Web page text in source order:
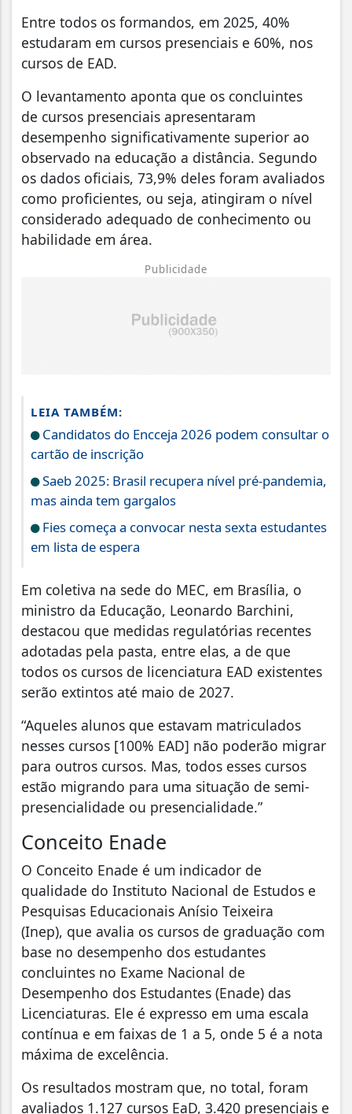
Entre todos os formandos, em 2025, 40%
estudaram em cursos presenciais e 60%, nos
cursos de EAD.
O levantamento aponta que os concluintes
de cursos presenciais apresentaram
desempenho significativamente superior ao
observado na educação a distância. Segundo
os dados oficiais, 73,9% deles foram avaliados
como proficientes, ou seja, atingiram o nível
considerado adequado de conhecimento ou
habilidade em área.
Publicidade
LEIA TAMBÉM:
Candidatos do Encceja 2026 podem consultar o
cartão de inscrição
Saeb 2025: Brasil recupera nível pré-pandemia,
mas ainda tem gargalos
Fies começa a convocar nesta sexta estudantes
em lista de espera
Em coletiva na sede do MEC, em Brasília, o
ministro da Educação, Leonardo Barchini,
destacou que medidas regulatórias recentes
adotadas pela pasta, entre elas, a de que
todos os cursos de licenciatura EAD existentes
serão extintos até maio de 2027.
“Aqueles alunos que estavam matriculados
nesses cursos [100% EAD] não poderão migrar
para outros cursos. Mas, todos esses cursos
estão migrando para uma situação de semi-
presencialidade ou presencialidade.”
Conceito Enade
O Conceito Enade é um indicador de
qualidade do Instituto Nacional de Estudos e
Pesquisas Educacionais Anísio Teixeira
(Inep), que avalia os cursos de graduação com
base no desempenho dos estudantes
concluintes no Exame Nacional de
Desempenho dos Estudantes (Enade) das
Licenciaturas. Ele é expresso em uma escala
contínua e em faixas de 1 a 5, onde 5 é a nota
máxima de excelência.
Os resultados mostram que, no total, foram
avaliados 1.127 cursos EaD, 3.420 presenciais e